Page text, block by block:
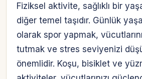
Fiziksel aktivite, sağlıklı bir
diğer temel taşıdır. Günlük
olarak spor yapmak,
tutmak ve stres seviyenizi
önemlidir. Koşu, bisiklet ve